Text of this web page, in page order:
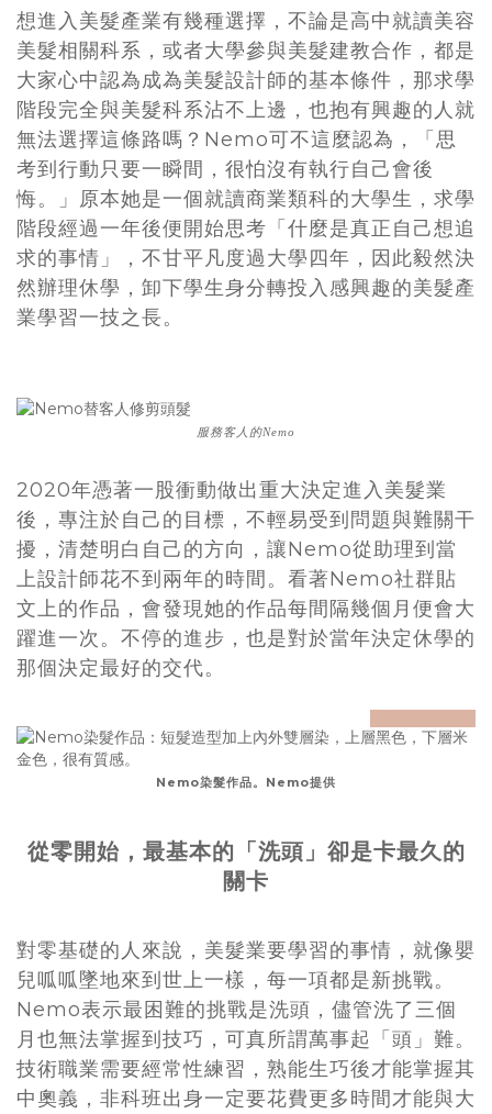
想進入美髮產業有幾種選擇，不論是高中就讀美容
美髮相關科系，或者大學參與美髮建教合作，都是
大家心中認為成為美髮設計師的基本條件，那求學
階段完全與美髮科系沾不上邊，也抱有興趣的人就
無法選擇這條路嗎？Nemo可不這麼認為，「思
考到行動只要一瞬間，很怕沒有執行自己會後
悔。」原本她是一個就讀商業類科的大學生，求學
階段經過一年後便開始思考「什麼是真正自己想追
求的事情」，不甘平凡度過大學四年，因此毅然決
然辦理休學，卸下學生身分轉投入感興趣的美髮產
業學習一技之長。
服務客人的Nemo
2020年憑著一股衝動做出重大決定進入美髮業
後，專注於自己的目標，不輕易受到問題與難關干
擾，清楚明白自己的方向，讓Nemo從助理到當
上設計師花不到兩年的時間。看著Nemo社群貼
文上的作品，會發現她的作品每間隔幾個月便會大
躍進一次。不停的進步，也是對於當年決定休學的
那個決定最好的交代。
prev next
Nemo染髮作品。Nemo提供
從零開始，最基本的「洗頭」卻是卡最久的
關卡
對零基礎的人來說，美髮業要學習的事情，就像嬰
兒呱呱墜地來到世上一樣，每一項都是新挑戰。
Nemo表示最困難的挑戰是洗頭，儘管洗了三個
月也無法掌握到技巧，可真所謂萬事起「頭」難。
技術職業需要經常性練習，熟能生巧後才能掌握其
中奧義，非科班出身一定要花費更多時間才能與大